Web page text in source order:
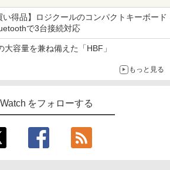
い得品】ロジクールのコンパクトキーボード
で3台接続対応
大容量を兼ね備えた「HBF」
もっと見る
をフォローする